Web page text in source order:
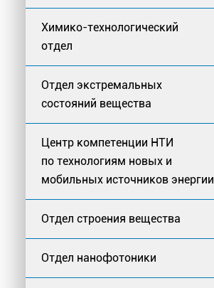
Химико-технологический
отдел
Отдел экстремальных
состояний вещества
Центр компетенции НТИ
по технологиям новых и
мобильных источников энергии
Отдел строения вещества
Отдел нанофотоники